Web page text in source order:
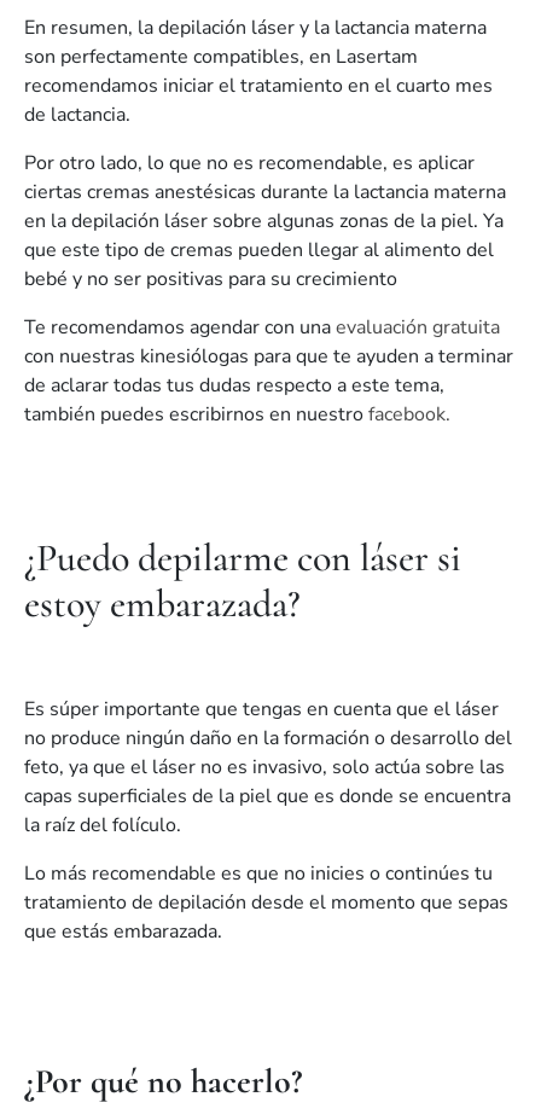
En resumen, la depilación láser y la lactancia materna
son perfectamente compatibles, en Lasertam
recomendamos iniciar el tratamiento en el cuarto mes
de lactancia.
Por otro lado, lo que no es recomendable, es aplicar
ciertas cremas anestésicas durante la lactancia materna
en la depilación láser sobre algunas zonas de la piel. Ya
que este tipo de cremas pueden llegar al alimento del
bebé y no ser positivas para su crecimiento
Te recomendamos agendar con unaevaluación gratuita
con nuestras kinesiólogas para que te ayuden a terminar
de aclarar todas tus dudas respecto a este tema,
también puedes escribirnos en nuestrofacebook.
¿Puedo depilarme con láser si
estoy embarazada?
Es súper importante que tengas en cuenta que el láser
no produce ningún daño en la formación o desarrollo del
feto, ya que el láser no es invasivo, solo actúa sobre las
capas superficiales de la piel que es donde se encuentra
la raíz del folículo.
Lo más recomendable es que no inicies o continúes tu
tratamiento de depilación desde el momento que sepas
que estás embarazada.
¿Por qué no hacerlo?